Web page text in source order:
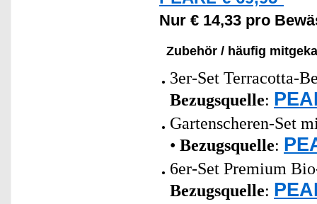
Nur € 14,33 pro
Zubehör / häufig
3er-Set Terracotta-
Bezugsquelle:
Gartenscheren-Set
• Bezugsquelle:
6er-Set Premium
Bezugsquelle: